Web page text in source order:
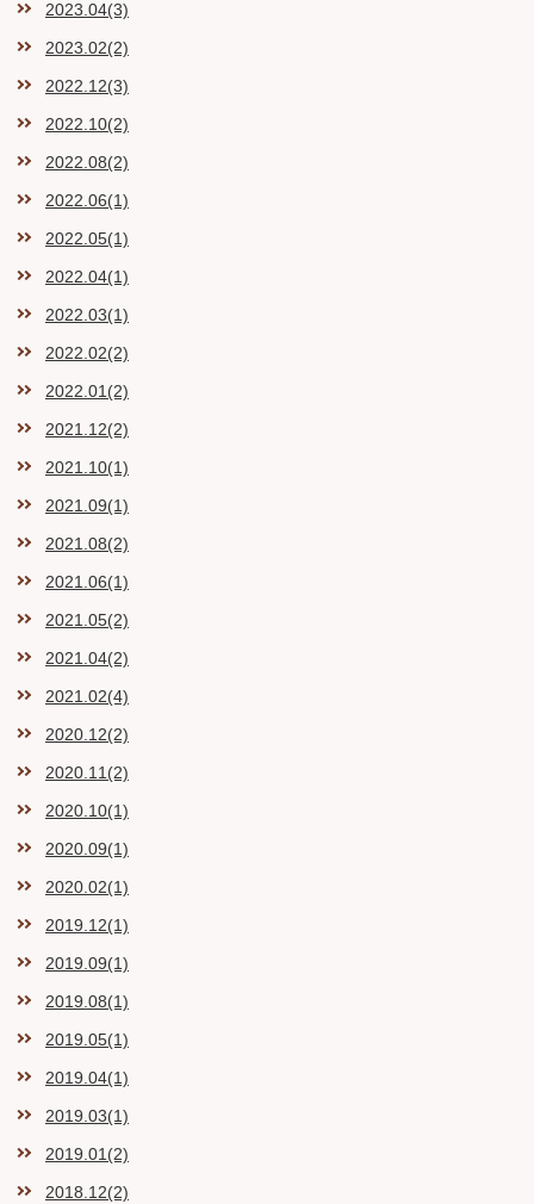
2023.04(3)
2023.02(2)
2022.12(3)
2022.10(2)
2022.08(2)
2022.06(1)
2022.05(1)
2022.04(1)
2022.03(1)
2022.02(2)
2022.01(2)
2021.12(2)
2021.10(1)
2021.09(1)
2021.08(2)
2021.06(1)
2021.05(2)
2021.04(2)
2021.02(4)
2020.12(2)
2020.11(2)
2020.10(1)
2020.09(1)
2020.02(1)
2019.12(1)
2019.09(1)
2019.08(1)
2019.05(1)
2019.04(1)
2019.03(1)
2019.01(2)
2018.12(2)